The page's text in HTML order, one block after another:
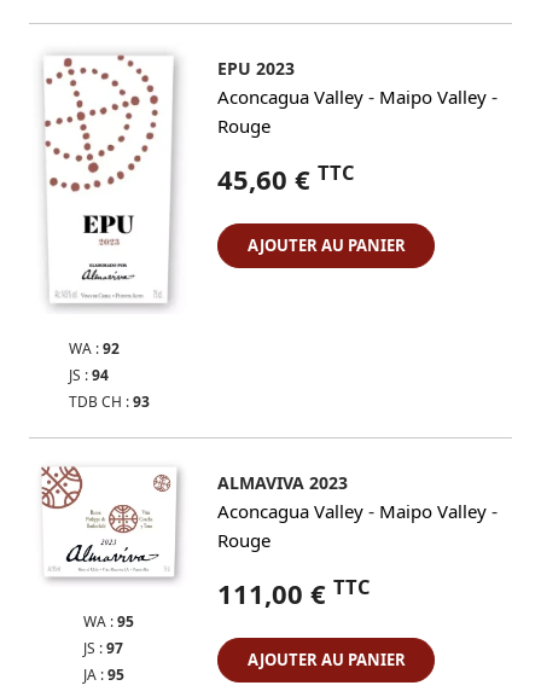
WA :92
JS :94
TDB CH :93
EPU 2023
Aconcagua Valley - Maipo Valley -
Rouge
45,60 € TTC
AJOUTER AU PANIER
WA :95
JS :97
JA :95
ALMAVIVA 2023
Aconcagua Valley - Maipo Valley -
Rouge
111,00 € TTC
AJOUTER AU PANIER